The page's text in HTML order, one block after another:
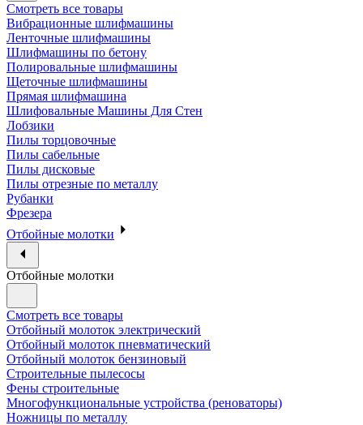
Смотреть все товары
Вибрационные шлифмашины
Ленточные шлифмашины
Шлифмашины по бетону
Полировальные шлифмашины
Щеточные шлифмашины
Прямая шлифмашина
Шлифовальные Машины Для Стен
Лобзики
Пилы торцовочные
Пилы сабельные
Пилы дисковые
Пилы отрезные по металлу
Рубанки
Фрезера
Отбойные молотки
Отбойные молотки
Смотреть все товары
Отбойный молоток электрический
Отбойный молоток пневматический
Отбойный молоток бензиновый
Строительные пылесосы
Фены строительные
Многофункциональные устройства (реноваторы)
Ножницы по металлу